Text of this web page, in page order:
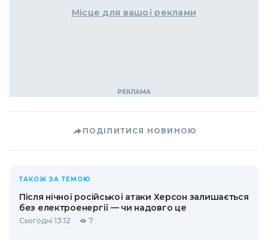
Місце для вашої реклами
ПОДІЛИТИСЯ НОВИНОЮ
ТАКОЖ ЗА ТЕМОЮ
Після нічної російської атаки Херсон залишається
без електроенергії — чи надовго це
Сьогодні 13:12 7